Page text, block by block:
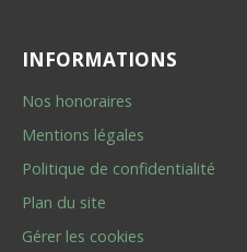
INFORMATIONS
Nos honoraires
Mentions légales
Politique de confidentialité
Plan du site
Gérer les cookies